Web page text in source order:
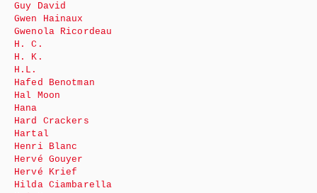
Guy David
Gwen Hainaux
Gwenola Ricordeau
H. C.
H. K.
H.L.
Hafed Benotman
Hal Moon
Hana
Hard Crackers
Hartal
Henri Blanc
Hervé Gouyer
Hervé Krief
Hilda Ciambarella